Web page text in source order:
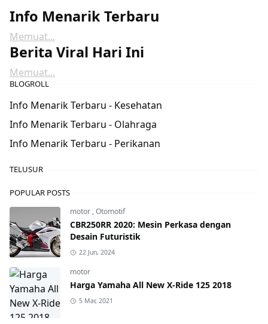
Info Menarik Terbaru
Memuat...
Berita Viral Hari Ini
Memuat...
BLOGROLL
Info Menarik Terbaru - Kesehatan
Info Menarik Terbaru - Olahraga
Info Menarik Terbaru - Perikanan
TELUSUR
POPULAR POSTS
motor ,Otomotif
CBR250RR 2020: Mesin Perkasa dengan
Desain Futuristik
22 Jun, 2024
motor
Harga Yamaha All New X-Ride 125 2018
5 Mar, 2021